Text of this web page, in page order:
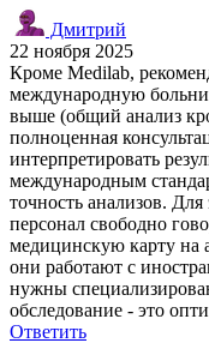
Дмитрий
22 ноября 2025
Кроме Medilab,
международную
выше (общий анализ
полноценная
интерпретировать
международным
точность анализов.
персонал свободно
медицинскую карту на
они работают с
нужны
обследование - это
Ответить